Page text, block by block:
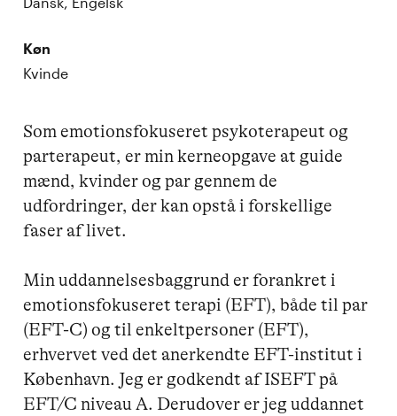
Køn
Kvinde
Som emotionsfokuseret psykoterapeut og
parterapeut, er min kerneopgave at guide
mænd, kvinder og par gennem de
udfordringer, der kan opstå i forskellige
faser af livet.
Min uddannelsesbaggrund er forankret i
emotionsfokuseret terapi (EFT), både til par
(EFT-C) og til enkeltpersoner (EFT),
erhvervet ved det anerkendte EFT-institut i
København. Jeg er godkendt af ISEFT på
EFT/C niveau A. Derudover er jeg uddannet